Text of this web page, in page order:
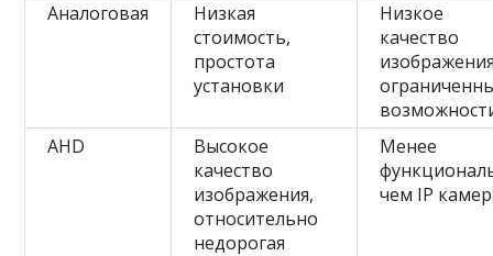
Аналоговая
Низкая
стоимость,
простота
установки
Низкое
качество
AHD
Высокое
качество
изображения,
относительно
недорогая
Менее
чем IP